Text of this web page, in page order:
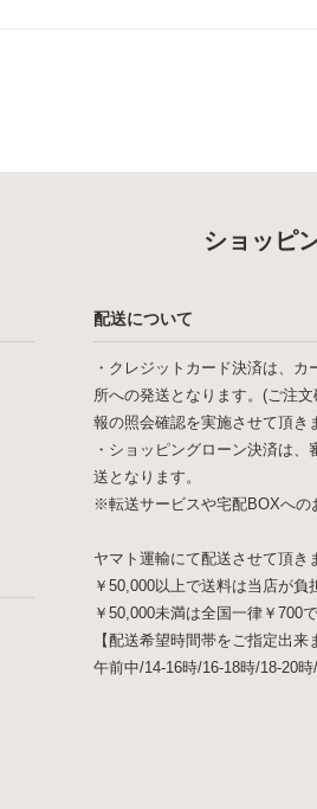
ショッピ
配送について
・クレジットカード決済は、
所への発送となります。(ご注
報の照会確認を実施させて頂き
・ショッピングローン決済は
送となります。
※転送サービスや宅配BOXへの
ヤマト運輸にて配送させて頂き
￥50,000以上で送料は当店が負
￥50,000未満は全国一律￥700
【配送希望時間帯をご指定出来
午前中/14-16時/16-18時/18-20時